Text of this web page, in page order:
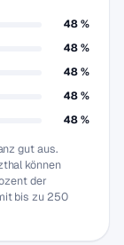
48 %
48 %
48 %
48 %
48 %
gut aus.
können
der
bis zu 250